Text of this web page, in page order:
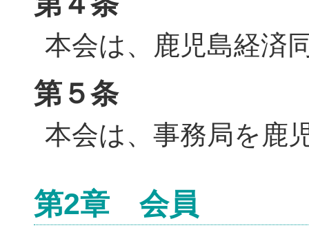
本会は、鹿児島経済
第５条
本会は、事務局を鹿
第2章 会員